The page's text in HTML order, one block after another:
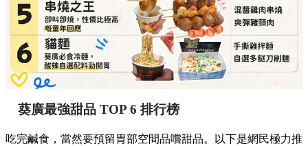
葵廣最強甜品 TOP 6 排行榜
吃完鹹食，當然要預留胃部空間品嚐甜品。以下是網民極力推